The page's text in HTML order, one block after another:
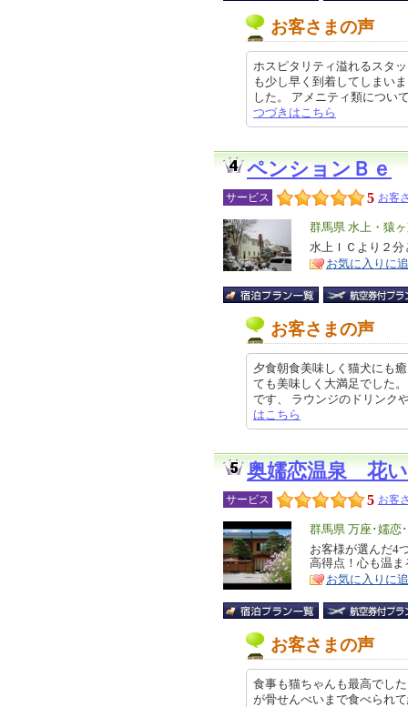
お客さまの声
ホスピタリティ溢れるスタ
も少し早く到着してしまい
した。 アメニティ類につ
つづきはこちら
ペンションＢｅ
サービス 5 お客
エ
リ
ア
群馬県 水上・猿
特
徴
水上ＩＣより２
お気に入りに
お客さまの声
夕食朝食美味しく猫犬にも
ても美味しく大満足でした
です、 ラウンジのドリン
はこちら
奥嬬恋温泉 花
サービス 5 お客
エ
リ
ア
群馬県 万座･嬬恋
特
徴
お客様が選んだ4
高得点！心も温
お気に入りに
お客さまの声
食事も猫ちゃんも最高でし
が骨せんべいまで食べられ